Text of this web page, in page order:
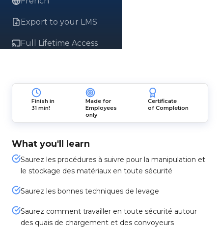
Export to your LMS
Full Lifetime Access
Finish in
31 min!
Made for
Employees
only
Certificate
of Completion
What you'll learn
Saurez les procédures à suivre pour la manipulation et
le stockage des matériaux en toute sécurité
Saurez les bonnes techniques de levage
Saurez comment travailler en toute sécurité autour
des quais de chargement et des convoyeurs